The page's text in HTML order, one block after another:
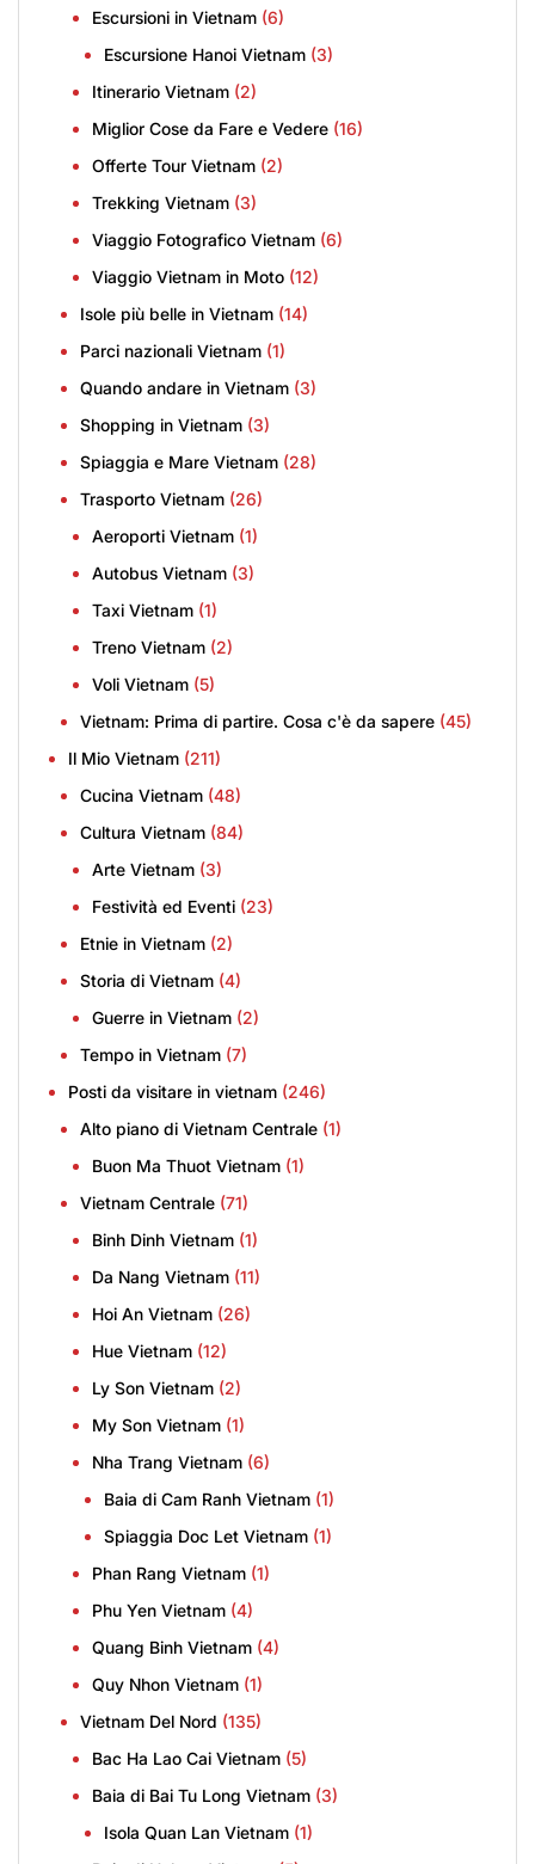
Escursioni in Vietnam (6)
Escursione Hanoi Vietnam (3)
Itinerario Vietnam (2)
Miglior Cose da Fare e Vedere (16)
Offerte Tour Vietnam (2)
Trekking Vietnam (3)
Viaggio Fotografico Vietnam (6)
Viaggio Vietnam in Moto (12)
Isole più belle in Vietnam (14)
Parci nazionali Vietnam (1)
Quando andare in Vietnam (3)
Shopping in Vietnam (3)
Spiaggia e Mare Vietnam (28)
Trasporto Vietnam (26)
Aeroporti Vietnam (1)
Autobus Vietnam (3)
Taxi Vietnam (1)
Treno Vietnam (2)
Voli Vietnam (5)
Vietnam: Prima di partire. Cosa c'è da sapere (45)
Il Mio Vietnam (211)
Cucina Vietnam (48)
Cultura Vietnam (84)
Arte Vietnam (3)
Festività ed Eventi (23)
Etnie in Vietnam (2)
Storia di Vietnam (4)
Guerre in Vietnam (2)
Tempo in Vietnam (7)
Posti da visitare in vietnam (246)
Alto piano di Vietnam Centrale (1)
Buon Ma Thuot Vietnam (1)
Vietnam Centrale (71)
Binh Dinh Vietnam (1)
Da Nang Vietnam (11)
Hoi An Vietnam (26)
Hue Vietnam (12)
Ly Son Vietnam (2)
My Son Vietnam (1)
Nha Trang Vietnam (6)
Baia di Cam Ranh Vietnam (1)
Spiaggia Doc Let Vietnam (1)
Phan Rang Vietnam (1)
Phu Yen Vietnam (4)
Quang Binh Vietnam (4)
Quy Nhon Vietnam (1)
Vietnam Del Nord (135)
Bac Ha Lao Cai Vietnam (5)
Baia di Bai Tu Long Vietnam (3)
Isola Quan Lan Vietnam (1)